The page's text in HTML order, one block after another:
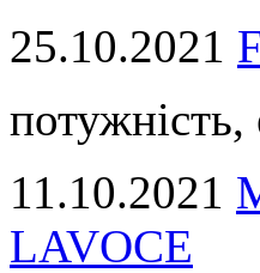
25.10.2021
потужність,
11.10.2021
LAVOCE